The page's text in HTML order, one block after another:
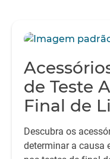
de Teste
Final de
Descubra os
determinar a causa